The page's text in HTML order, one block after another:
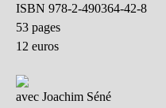
ISBN 978-2-490364-42-8
53 pages
12 euros
avec Joachim Séné